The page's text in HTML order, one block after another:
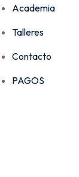
Academia
Talleres
Contacto
PAGOS